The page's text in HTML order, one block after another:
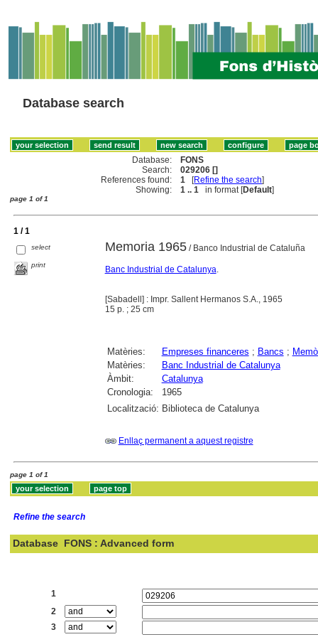
Database search
Database:
FONS
Search:
029206 []
References found:
1 [Refine the search]
Showing:
1 .. 1 in format [Default]
page 1 of 1
1 / 1
select
print
Memoria 1965/ Banco Industrial de Cataluña
Banc Industrial de Catalunya.
[Sabadell] : Impr. Sallent Hermanos S.A., 1965
15 p. ; 25 cm
Matèries: Empreses financeres ; Bancs ;
Matèries:
Banc Industrial de Catalunya
Àmbit:
Catalunya
Cronologia:
1965
Localització: Biblioteca de Catalunya
Enllaç permanent a aquest registre
page 1 of 1
Refine the search
Database FONS : Advanced form
1
2
3